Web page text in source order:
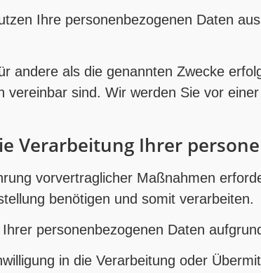
Ihre personenbezogenen Daten
andere als die genannten Zwecke
vereinbar sind. Wir werden Sie vor
Verarbeitung Ihrer
vorvertraglicher Maßnahmen
benötigen und somit verarbeiten.
personenbezogenen Daten
in die Verarbeitung oder